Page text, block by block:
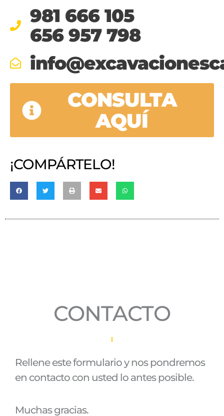
981 666 105
656 957 798
CONSULTA
AQUÍ
¡COMPÁRTELO!
CONTACTO
Rellene este formulario y nos pondremos
en contacto con usted lo antes posible.
Muchas gracias.